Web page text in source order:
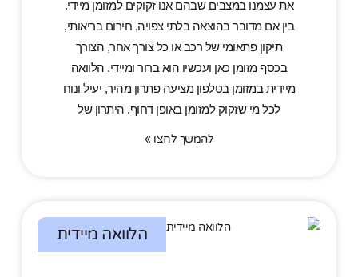
את עצמנו במצבים שבהם אנו זקוקים למזומן מיידי.
בין אם מדובר בהוצאה בלתי צפויה, חירום בריאותי,
תיקון פתאומי של רכב או כל צורך אחר, הצורך
בכסף מזומן כאן ועכשיו הוא ברור ומיידי. הלוואה
מיידית במזומן בטלפון מציעה פתרון מהיר, יעיל ונוח
לכל מי שזקוק למזומן באופן דחוף. היתרון של
להמשך לחצו »
הלוואה מיידית